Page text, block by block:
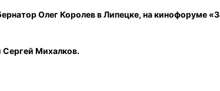
Олег Королев в Липецке, на кинофоруме
Сергей Михалков.